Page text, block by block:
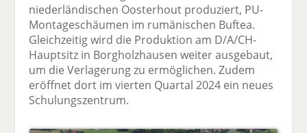
niederländischen Oosterhout produziert, PU-
Montageschäumen im rumänischen Buftea.
Gleichzeitig wird die Produktion am D/A/CH-
Hauptsitz in Borgholzhausen weiter ausgebaut,
um die Verlagerung zu ermöglichen. Zudem
eröffnet dort im vierten Quartal 2024 ein neues
Schulungszentrum.